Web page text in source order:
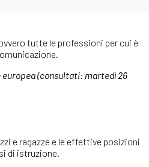
tutte le professioni per cui è
europea (consultati: martedì 26
e ragazze e le effettive posizioni
di istruzione.